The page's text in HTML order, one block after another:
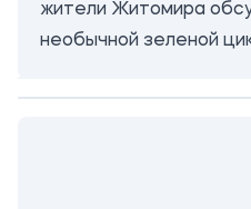
жители Житомира
необычной зеленой